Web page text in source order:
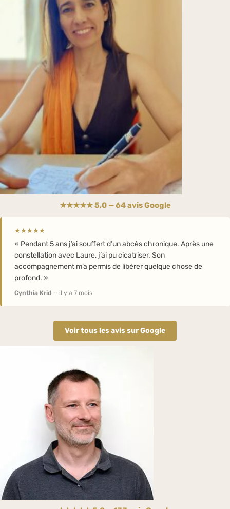
★★★★★ 5,0 — 64 avis Google
★★★★★
« Pendant 5 ans j’ai souffert d’un abcès chronique. Après une
constellation avec Laure, j’ai pu cicatriser. Son
accompagnement m’a permis de libérer quelque chose de
profond. »
Cynthia Krid — il y a 7 mois
Voir tous les avis sur Google